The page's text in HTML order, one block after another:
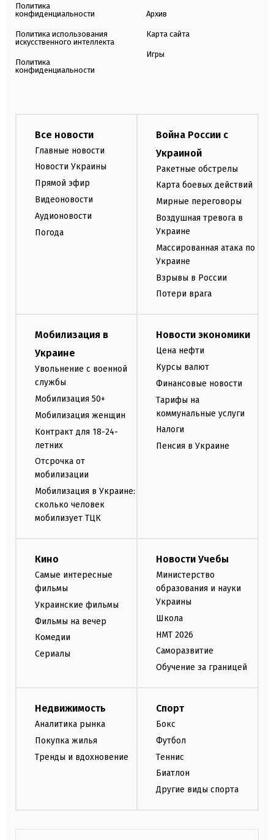
Политика
конфиденциальности
Политика использования
искусственного интеллекта
Политика
конфиденциальности
Архив
Карта сайта
Игры
Все новости
Главные новости
Новости Украины
Прямой эфир
Видеоновости
Аудионовости
Погода
Война России с
Украиной
Ракетные обстрелы
Карта боевых действий
Мирные переговоры
Воздушная тревога в
Украине
Массированная атака по
Украине
Взрывы в России
Потери врага
Мобилизация в
Украине
Увольнение с военной
службы
Мобилизация 50+
Мобилизация женщин
Контракт для 18-24-
летних
Отсрочка от
мобилизации
Мобилизация в Украине:
сколько человек
мобилизует ТЦК
Новости экономики
Цена нефти
Курсы валют
Финансовые новости
Тарифы на
коммунальные услуги
Налоги
Пенсия в Украине
Кино
Самые интересные
фильмы
Украинские фильмы
Фильмы на вечер
Комедии
Сериалы
Новости Учебы
Министерство
образования и науки
Украины
Школа
НМТ 2026
Саморазвитие
Обучение за границей
Недвижимость
Аналитика рынка
Покупка жилья
Тренды и вдохновение
Спорт
Бокс
Футбол
Теннис
Биатлон
Другие виды спорта